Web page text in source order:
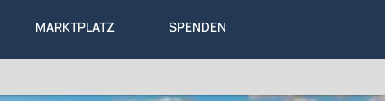
MARKTPLATZ SPENDEN